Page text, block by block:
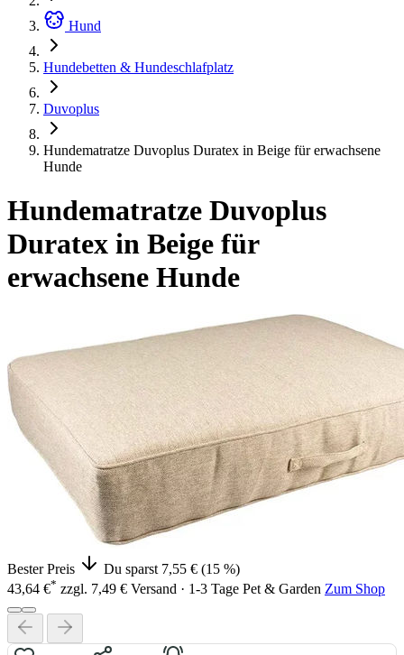
Hund
Hundebetten & Hundeschlafplatz
Duvoplus
Hundematratze Duvoplus Duratex in Beige für erwachsene
Hunde
Hundematratze Duvoplus
Duratex in Beige für
erwachsene Hunde
Bester Preis
Du sparst 7,55 € (15 %)
43,64 €* zzgl. 7,49 € Versand · 1-3 Tage Pet & Garden Zum Shop